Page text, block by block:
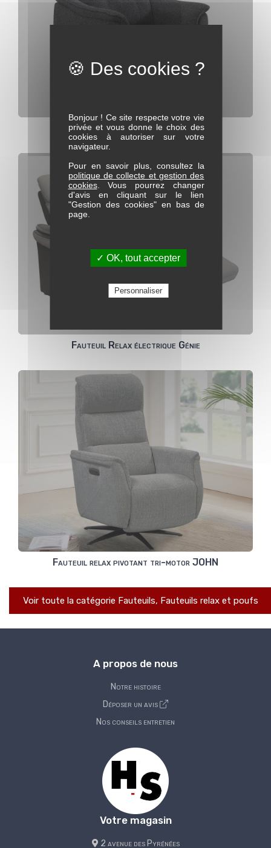
Fauteuil relax elec PANACHE
Fauteuil Relax électrique Génie
Fauteuil relax pivotant tri-motor JOHN
Voir toute la catégorie Fauteuils, Fauteuils relax et poufs
A propos de nous
Notre histoire
Déposer un avis
Nos conseils entretien
Votre magasin
2 avenue des Pyrénées
Bonjour ! Ce site respecte votre vie
privée et vous donne le choix des
cookies à autoriser sur votre
navigateur.
Pour en savoir plus, consultez la
politique de collecte et gestion des
cookies. Vous pourrez changer
d'avis en cliquant sur le lien
"Gestion des cookies" en bas de
page.
✓ OK, tout accepter
Personnaliser